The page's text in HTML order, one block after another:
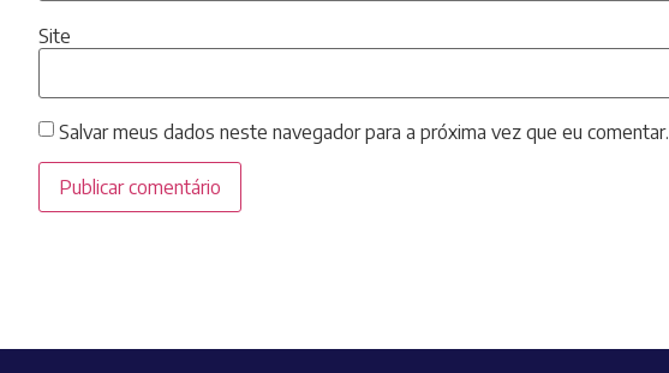
Site
Salvar meus dados neste navegador para a próxima vez que eu comentar.